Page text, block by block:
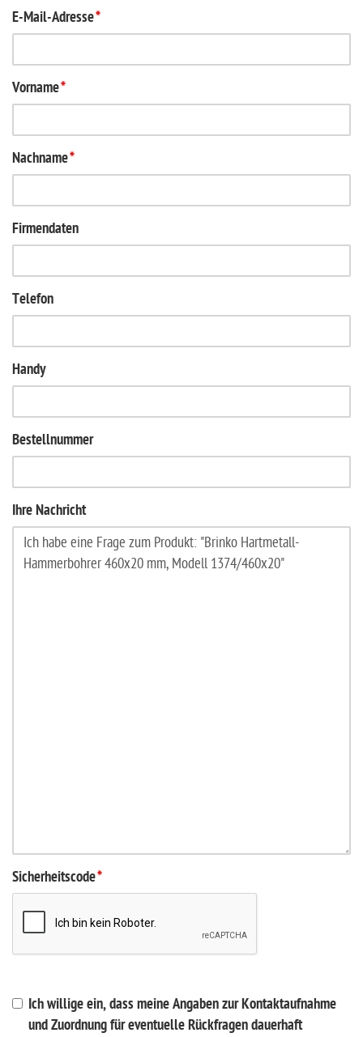
E-Mail-Adresse*
Vorname*
Nachname*
Firmendaten
Telefon
Handy
Bestellnummer
Ihre Nachricht
Sicherheitscode*
Ich willige ein, dass meine Angaben zur Kontaktaufnahme
und Zuordnung für eventuelle Rückfragen dauerhaft